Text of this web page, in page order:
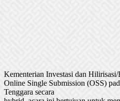
Kementerian Investasi dan
Online Single Submission (OSS)
Tenggara secara